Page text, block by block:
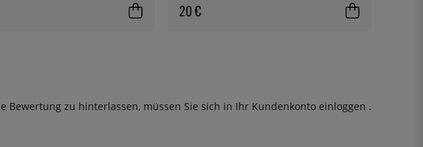
20 €
Bewertung zu hinterlassen, müssen Sie sich in Ihr Kundenkonto einloggen .